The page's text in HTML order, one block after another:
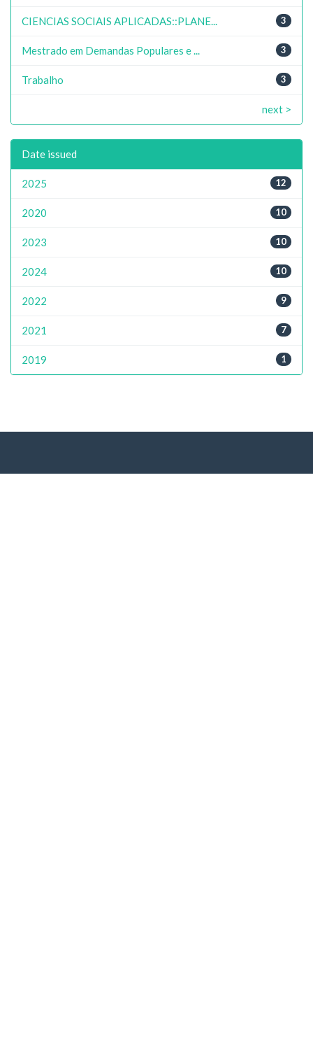
3
CIENCIAS SOCIAIS APLICADAS::PLANE...
3
Mestrado em Demandas Populares e ...
3
Trabalho
next >
Date issued
12
2025
10
2020
10
2023
10
2024
9
2022
7
2021
1
2019